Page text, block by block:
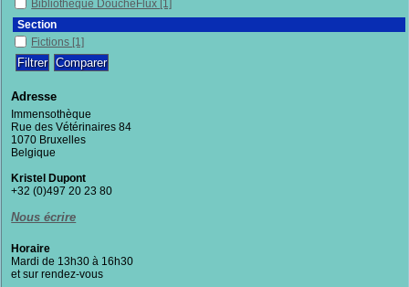
Bibliothèque DoucheFlux [1]
Section
Fictions [1]
Adresse
Immensothèque
Rue des Vétérinaires 84
1070 Bruxelles
Belgique
Kristel Dupont
+32 (0)497 20 23 80
Nous écrire
Horaire
Mardi de 13h30 à 16h30
et sur rendez-vous